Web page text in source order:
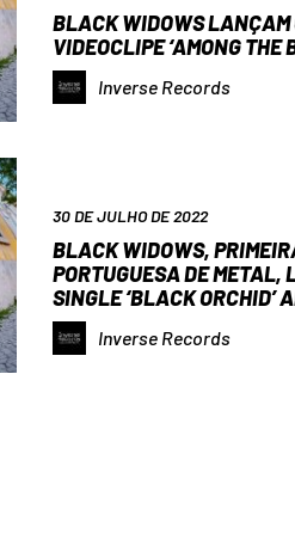
BLACK WIDOWS LANÇAM
VIDEOCLIPE ‘AMONG THE
Inverse Records
30 DE JULHO DE 2022
BLACK WIDOWS,
PORTUGUESA DE METAL,
SINGLE ‘BLACK ORCHID’
Inverse Records